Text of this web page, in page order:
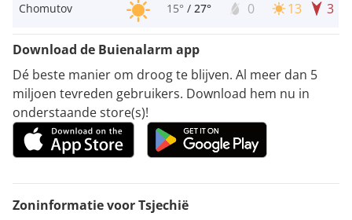
Chomutov 15° / 27° 0 13 3
Download de Buienalarm app
Dé beste manier om droog te blijven. Al meer dan 5
miljoen tevreden gebruikers. Download hem nu in
onderstaande store(s)!
Zoninformatie voor Tsjechië